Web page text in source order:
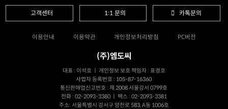
고객센터 1:1 문의 카톡문의
이용안내 이용약관 개인정보처리방침 PC버전
(주)엠도씨
대표 : 이석호 ㅣ 개인정보 보호 책임자 : 표경호
사업자 등록번호 : 105-87-16360
통신판매업신고번호 : 제 2008 서울강서 0799호
전화 : 02-2093-3380 ㅣ 팩스 : 02-2093-3381
주소: 서울특별시 강서구 양천로 583, A동 1006호